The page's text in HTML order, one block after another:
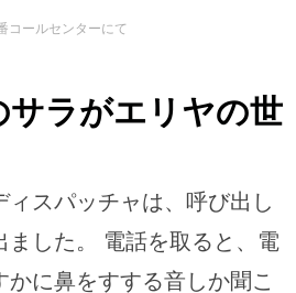
コールセンターにて
サラがエリヤの世
スパッチャは、呼び出し
した。 電話を取ると、電
に鼻をすする音しか聞こ